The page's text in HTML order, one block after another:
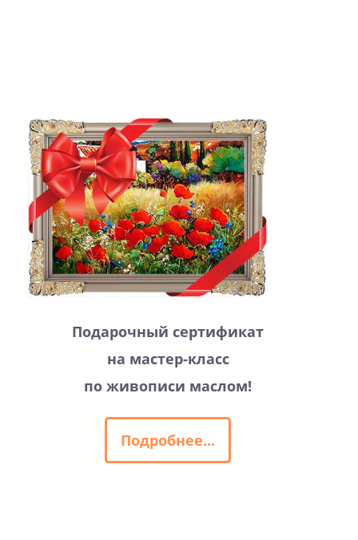
Подарочный сертификат
на мастер-класс
по живописи маслом!
Подробнее...